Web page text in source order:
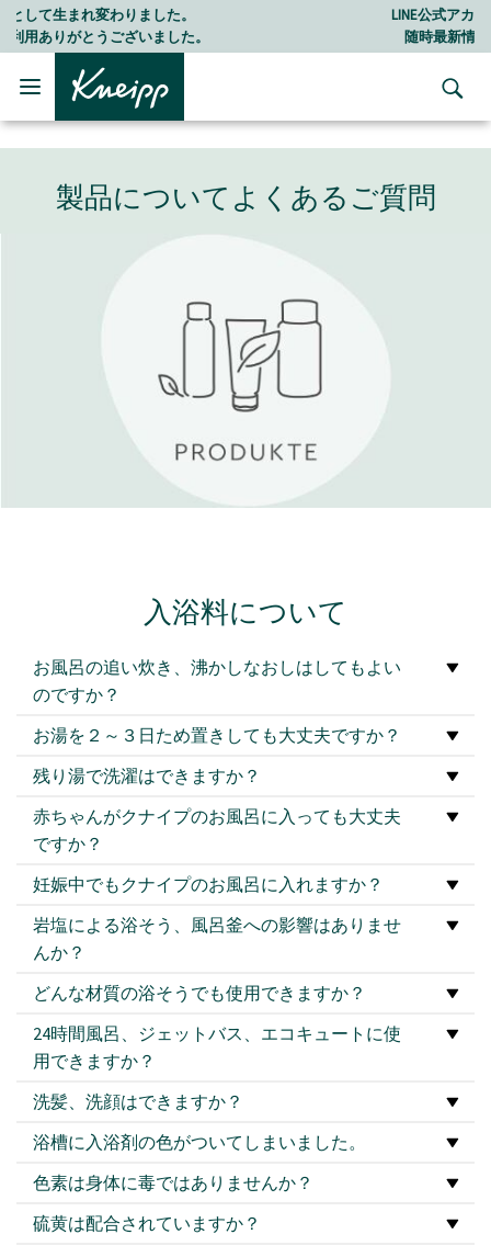
Skip to main content
Skip to footer contentLINE公式アカウントはこちら＞＞
随時最新情報をお届けします
製品についてよくあるご質問
入浴料について
お風呂の追い炊き、沸かしなおしはしてもよい
のですか？
お湯を２～３日ため置きしても大丈夫ですか？
残り湯で洗濯はできますか？
赤ちゃんがクナイプのお風呂に入っても大丈夫
ですか？
妊娠中でもクナイプのお風呂に入れますか？
岩塩による浴そう、風呂釜への影響はありませ
んか？
どんな材質の浴そうでも使用できますか？
24時間風呂、ジェットバス、エコキュートに使
用できますか？
洗髪、洗顔はできますか？
浴槽に入浴剤の色がついてしまいました。
色素は身体に毒ではありませんか？
硫黄は配合されていますか？